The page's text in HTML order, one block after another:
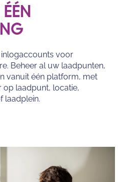
voor
Beheer al uw laadpunten,
vanuit één platform, met
op laadpunt, locatie,
laadplein.